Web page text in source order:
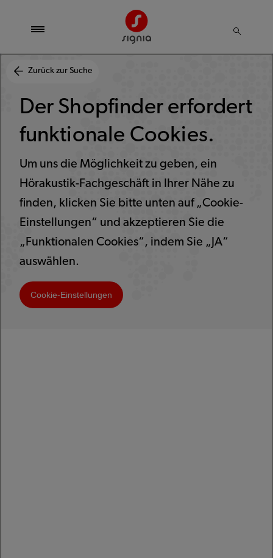
Zurück zur Suche
Der Shopfinder erfordert
funktionale Cookies.
Um uns die Möglichkeit zu geben, ein
Hörakustik-Fachgeschäft in Ihrer Nähe zu
finden, klicken Sie bitte unten auf „Cookie-
Einstellungen“ und akzeptieren Sie die
„Funktionalen Cookies“, indem Sie „JA“
auswählen.
Cookie-Einstellungen